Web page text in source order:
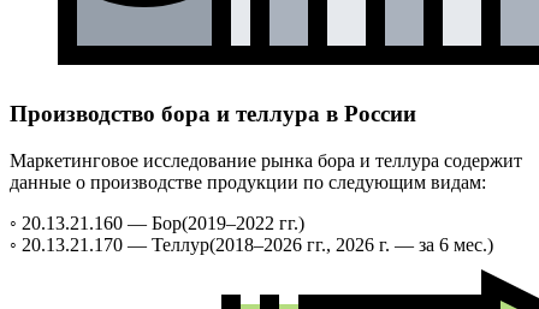
Производство бора и теллура в России
Маркетинговое исследование рынка бора и теллура содержит
данные о производстве продукции по следующим видам:
◦ 20.13.21.160 — Бор(2019–2022 гг.)
◦ 20.13.21.170 — Теллур(2018–2026 гг., 2026 г. — за 6 мес.)